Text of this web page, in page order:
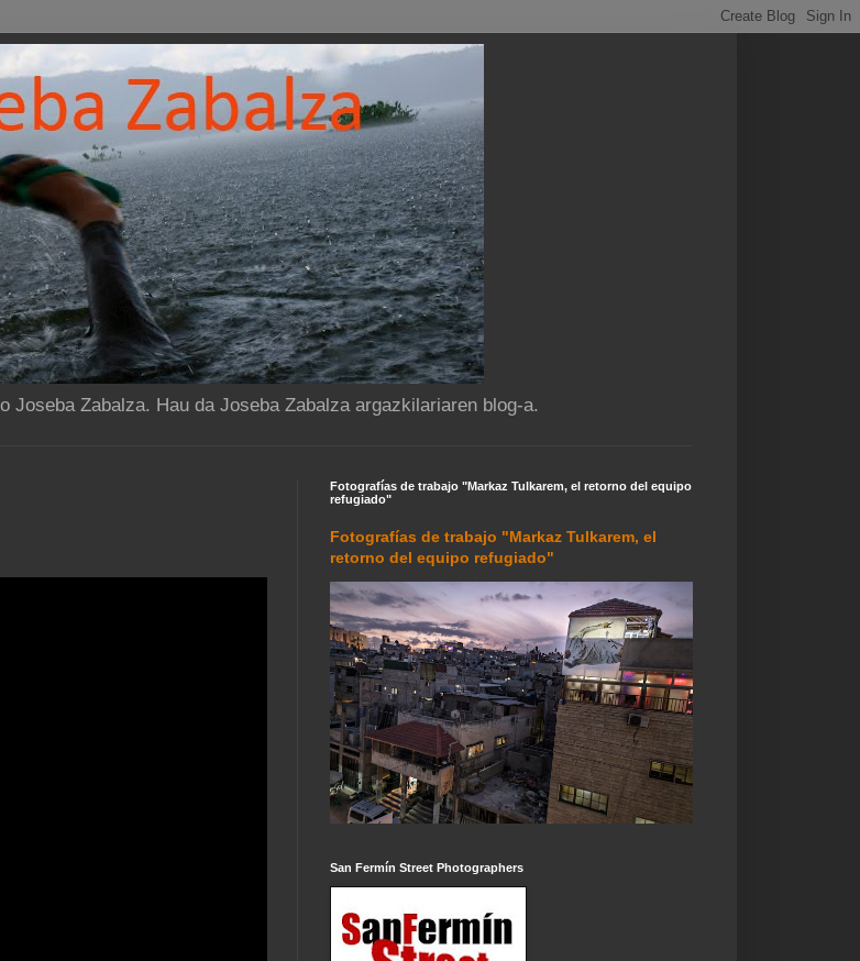
Joseba Zabalza. Hau da Joseba Zabalza argazkilariaren blog-a.
Fotografías de trabajo "Markaz Tulkarem, el retorno del equipo
refugiado"
Fotografías de trabajo "Markaz Tulkarem, el
retorno del equipo refugiado"
San Fermín Street Photographers